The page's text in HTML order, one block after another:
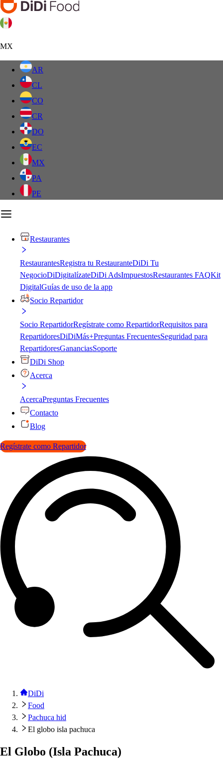
MX
AR
CL
CO
CR
DO
EC
MX
PA
PE
Restaurantes
RestaurantesRegistra tu RestauranteDiDi Tu
NegocioDiDigitalízateDiDi AdsImpuestosRestaurantes FAQKit
DigitalGuías de uso de la app
Socio Repartidor
Socio RepartidorRegístrate como RepartidorRequisitos para
RepartidoresDiDiMás+Preguntas FrecuentesSeguridad para
RepartidoresGananciasSoporte
DiDi Shop
Acerca
AcercaPreguntas Frecuentes
Contacto
Blog
Regístrate como Repartidor
DiDi
Food
Pachuca hid
El globo isla pachuca
El Globo (Isla Pachuca)